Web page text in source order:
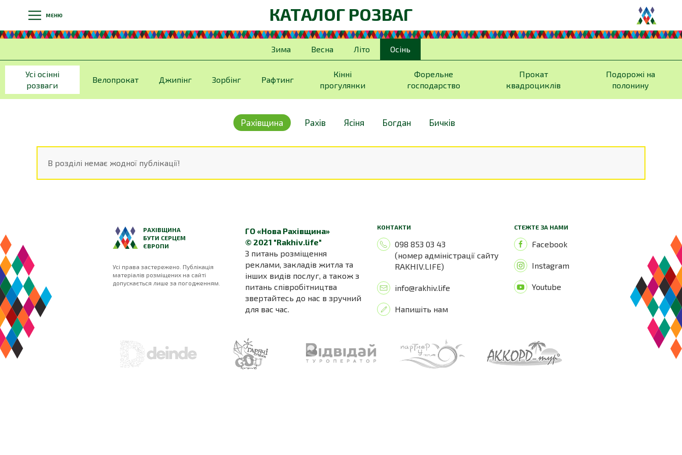
МЕНЮ КАТАЛОГ РОЗВАГ
Зима Весна Літо Осінь
Усі осінні
розваги
Велопрокат Джипінг Зорбінг Рафтинг
Кінні
прогулянки
Форельне
господарство
Прокат
квадроциклів
Подорожі на
полонину
Рахівщина Рахів Ясіня Богдан Бичків
В розділі немає жодної публікації!
РАХІВЩИНА
БУТИ СЕРЦЕМ
ЄВРОПИ
Усі права застережено. Публікація
матеріалів розміщених на сайті
допускається лише за погодженням.
ГО «Нова Рахівщина»
© 2021 "Rakhiv.life"
З питань розміщення
реклами, закладів житла та
інших видів послуг, а також з
питань співробітництва
звертайтесь до нас в зручний
для вас час.
КОНТАКТИ
098 853 03 43
(номер адміністрації сайту
RAKHIV.LIFE)
info@rakhiv.life
Напишіть нам
СТЕЖТЕ ЗА НАМИ
Facebook
Instagram
Youtube